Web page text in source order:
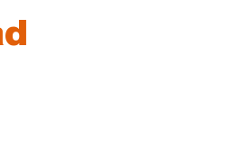
Casos de estudio